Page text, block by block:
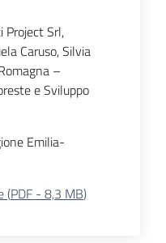
Project Srl,
Caruso, Silvia
–
e Sviluppo
Emilia-
(PDF - 8,3 MB)